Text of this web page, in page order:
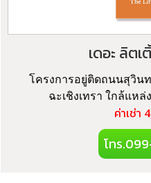
เดอะ ลิต
โครงการอยู่ติดถนนสุวิน
ฉะเชิงเทรา ใกล้แห
ค่าเช่า
โทร